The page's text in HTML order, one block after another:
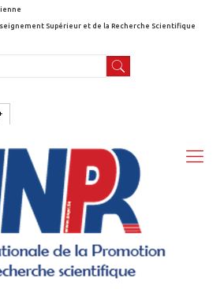
Supérieur et de la Recherche Scientifique